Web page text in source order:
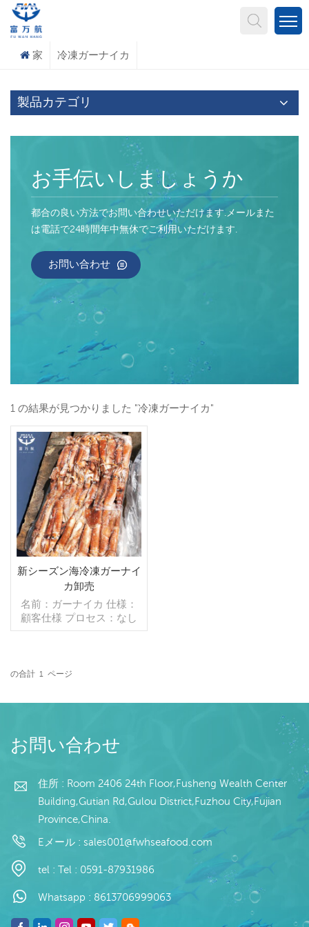
家 冷凍ガーナイカ
製品カテゴリ
お手伝いしましょうか
都合の良い方法でお問い合わせいただけます.メールまた
は電話で24時間年中無休でご利用いただけます.
お問い合わせ
1 の結果が見つかりました "冷凍ガーナイカ"
新シーズン海冷凍ガーナイ
カ卸売
名前：ガーナイカ 仕様：
顧客仕様 プロセス：なし
グレージング：BQF 40％
りバッグ（カスタマイズ可
出 min .注文：20フィート
れた取消不能のLCを一目
で 発送：入金確認後20日
ド：fu wang hang
の合計 1 ページ
お問い合わせ
住所 : Room 2406 24th Floor,Fusheng Wealth Center
Building,Gutian Rd,Gulou District,Fuzhou City,Fujian
Province,China.
Eメール : sales001@fwhseafood.com
tel : Tel : 0591-87931986
Whatsapp : 8613706999063